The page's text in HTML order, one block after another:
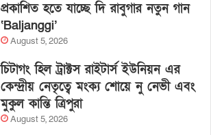
প্রকাশিত হতে যাচ্ছে দি রাবুগার নতুন গান
‘Baljanggi’
August 5, 2026
চিটাগং হিল ট্রাক্টস রাইটার্স ইউনিয়ন এর
কেন্দ্রীয় নেতৃত্বে মংক্য শোয়ে নু নেভী এবং
মুকুল কান্তি ত্রিপুরা
August 5, 2026